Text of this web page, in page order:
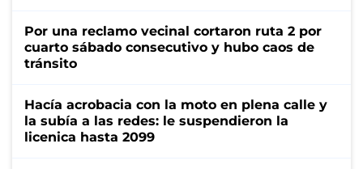
Por una reclamo vecinal cortaron ruta 2 por
cuarto sábado consecutivo y hubo caos de
tránsito
Hacía acrobacia con la moto en plena calle y
la subía a las redes: le suspendieron la
licenica hasta 2099